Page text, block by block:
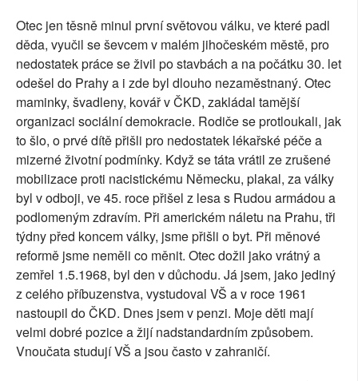
Otec jen těsně minul první světovou válku, ve které padl
děda, vyučil se ševcem v malém jihočeském městě, pro
nedostatek práce se živil po stavbách a na počátku 30. let
odešel do Prahy a i zde byl dlouho nezaměstnaný. Otec
maminky, švadleny, kovář v ČKD, zakládal tamější
organizaci sociální demokracie. Rodiče se protloukali, jak
to šlo, o prvé dítě přišli pro nedostatek lékařské péče a
mizerné životní podmínky. Když se táta vrátil ze zrušené
mobilizace proti nacistickému Německu, plakal, za války
byl v odboji, ve 45. roce přišel z lesa s Rudou armádou a
podlomeným zdravím. Při americkém náletu na Prahu, tři
týdny před koncem války, jsme přišli o byt. Při měnové
reformě jsme neměli co měnit. Otec dožil jako vrátný a
zemřel 1.5.1968, byl den v důchodu. Já jsem, jako jediný
z celého příbuzenstva, vystudoval VŠ a v roce 1961
nastoupil do ČKD. Dnes jsem v penzi. Moje děti mají
velmi dobré pozice a žijí nadstandardním způsobem.
Vnoučata studují VŠ a jsou často v zahraničí.